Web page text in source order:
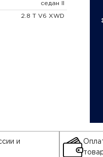
седан II
2.8 T V6 XWD
и